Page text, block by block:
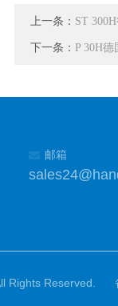
上一条： ST
下一条： P 30H
邮箱
Rights Reserved.